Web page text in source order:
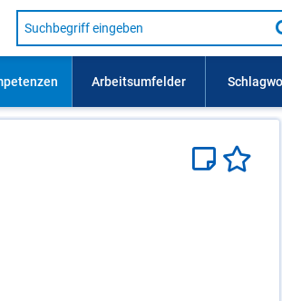
Suche
nach
Lehrausbildung,
usw.